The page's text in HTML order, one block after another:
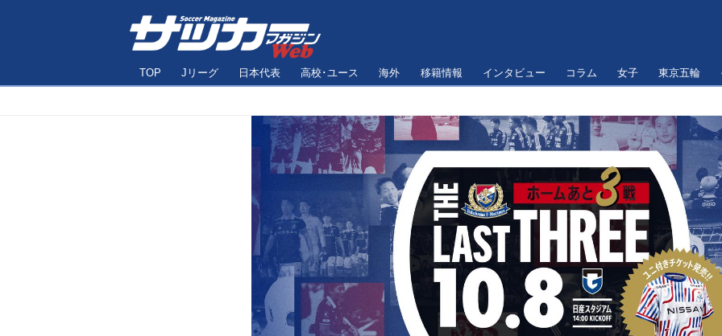
TOP Jリーグ 日本代表 高校･ユース 海外 移籍情報 インタビュー コラム 女子 東京五輪